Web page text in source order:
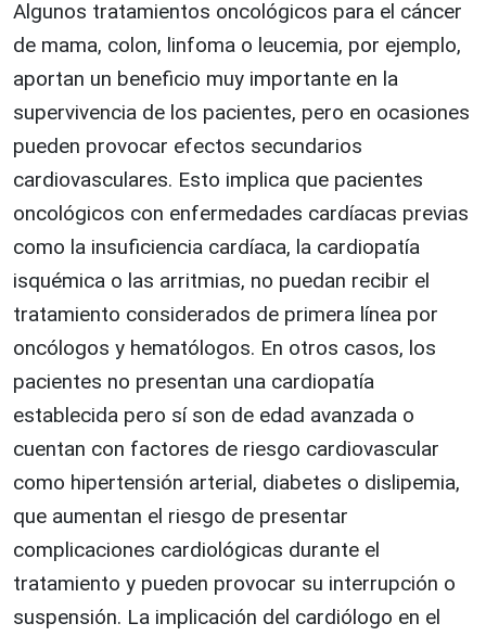
Algunos tratamientos oncológicos para el cáncer
de mama, colon, linfoma o leucemia, por ejemplo,
aportan un beneficio muy importante en la
supervivencia de los pacientes, pero en ocasiones
pueden provocar efectos secundarios
cardiovasculares. Esto implica que pacientes
oncológicos con enfermedades cardíacas previas
como la insuficiencia cardíaca, la cardiopatía
isquémica o las arritmias, no puedan recibir el
tratamiento considerados de primera línea por
oncólogos y hematólogos. En otros casos, los
pacientes no presentan una cardiopatía
establecida pero sí son de edad avanzada o
cuentan con factores de riesgo cardiovascular
como hipertensión arterial, diabetes o dislipemia,
que aumentan el riesgo de presentar
complicaciones cardiológicas durante el
tratamiento y pueden provocar su interrupción o
suspensión. La implicación del cardiólogo en el